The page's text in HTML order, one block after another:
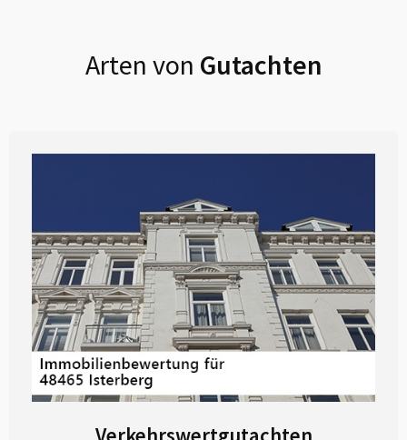
Arten von Gutachten